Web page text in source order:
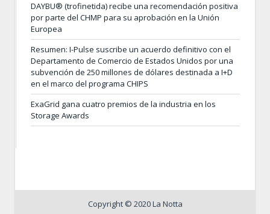
DAYBU® (trofinetida) recibe una recomendación positiva
por parte del CHMP para su aprobación en la Unión
Europea
Resumen: I-Pulse suscribe un acuerdo definitivo con el
Departamento de Comercio de Estados Unidos por una
subvención de 250 millones de dólares destinada a I+D
en el marco del programa CHIPS
ExaGrid gana cuatro premios de la industria en los
Storage Awards
Copyright © 2020 La Notta